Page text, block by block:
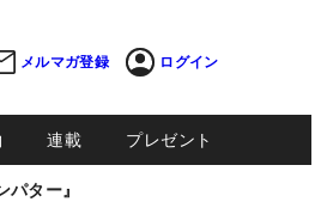
メルマガ登録 ログイン
連載 プレゼント
ター』